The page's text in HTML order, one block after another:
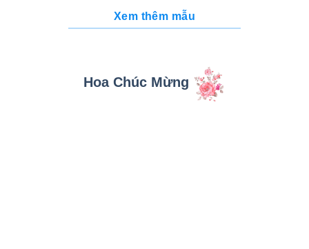
Xem thêm mẫu
Hoa Chúc Mừng